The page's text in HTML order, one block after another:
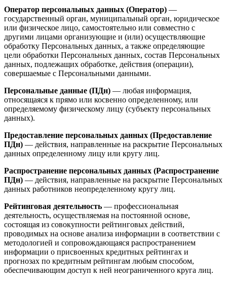
Оператор персональных данных (Оператор) —
государственный орган, муниципальный орган, юридическое
или физическое лицо, самостоятельно или совместно с
другими лицами организующие и (или) осуществляющие
обработку Персональных данных, а также определяющие
цели обработки Персональных данных, состав Персональных
данных, подлежащих обработке, действия (операции),
совершаемые с Персональными данными.
Персональные данные (ПДн) — любая информация,
относящаяся к прямо или косвенно определенному, или
определяемому физическому лицу (субъекту персональных
данных).
Предоставление персональных данных (Предоставление
ПДн) — действия, направленные на раскрытие Персональных
данных определенному лицу или кругу лиц.
Распространение персональных данных (Распространение
ПДн) — действия, направленные на раскрытие Персональных
данных работников неопределенному кругу лиц.
Рейтинговая деятельность — профессиональная
деятельность, осуществляемая на постоянной основе,
состоящая из совокупности рейтинговых действий,
проводимых на основе анализа информации в соответствии с
методологией и сопровождающаяся распространением
информации о присвоенных кредитных рейтингах и
прогнозах по кредитным рейтингам любым способом,
обеспечивающим доступ к ней неограниченного круга лиц.